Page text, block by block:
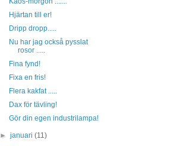
Hjärtan till er!
Dripp dropp.....
Nu har jag också pysslat
rosor .....
Fina fynd!
Fixa en fris!
Flera kakfat .....
Dax för tävling!
Gör din egen industrilampa!
►januari(11)